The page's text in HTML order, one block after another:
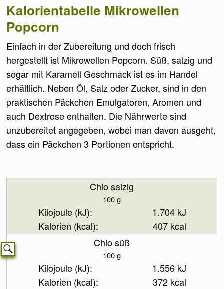
Kalorientabelle Mikrowellen
Popcorn
Einfach in der Zubereitung und doch frisch
hergestellt ist Mikrowellen Popcorn. Süß, salzig und
sogar mit Karamell Geschmack ist es im Handel
erhältlich. Neben Öl, Salz oder Zucker, sind in den
praktischen Päckchen Emulgatoren, Aromen und
auch Dextrose enthalten. Die Nährwerte sind
unzubereitet angegeben, wobei man davon ausgeht,
dass ein Päckchen 3 Portionen entspricht.
Chio salzig
100 g
1.704 kJ
407 kcal
Chio süß
100 g
1.556 kJ
372 kcal